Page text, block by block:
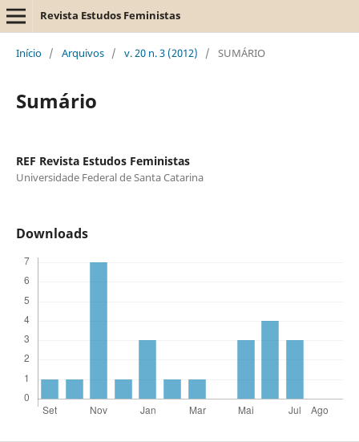
Revista Estudos Feministas
Início / Arquivos / v. 20 n. 3 (2012) / SUMÁRIO
Sumário
REF Revista Estudos Feministas
Universidade Federal de Santa Catarina
Downloads